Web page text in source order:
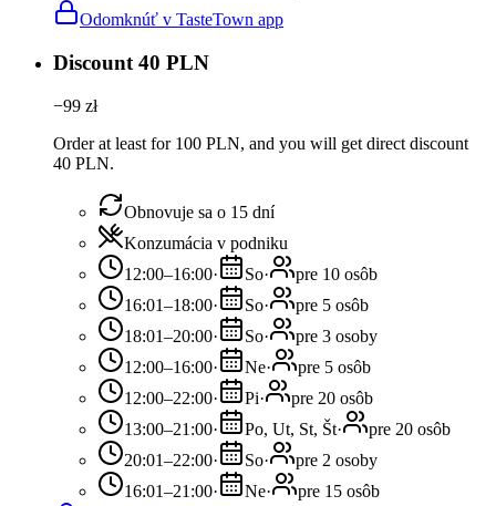
Odomknúť v TasteTown app
Discount 40 PLN
−99 zł
Order at least for 100 PLN, and you will get direct discount
40 PLN.
Obnovuje sa o 15 dní
Konzumácia v podniku
12:00–16:00· So·
pre 10 osôb
16:01–18:00· So·
pre 5 osôb
18:01–20:00· So·
pre 3 osoby
12:00–16:00· Ne·
pre 5 osôb
12:00–22:00· Pi·
pre 20 osôb
13:00–21:00· Po, Ut, St, Št·
pre 20 osôb
20:01–22:00· So·
pre 2 osoby
16:01–21:00· Ne·
pre 15 osôb